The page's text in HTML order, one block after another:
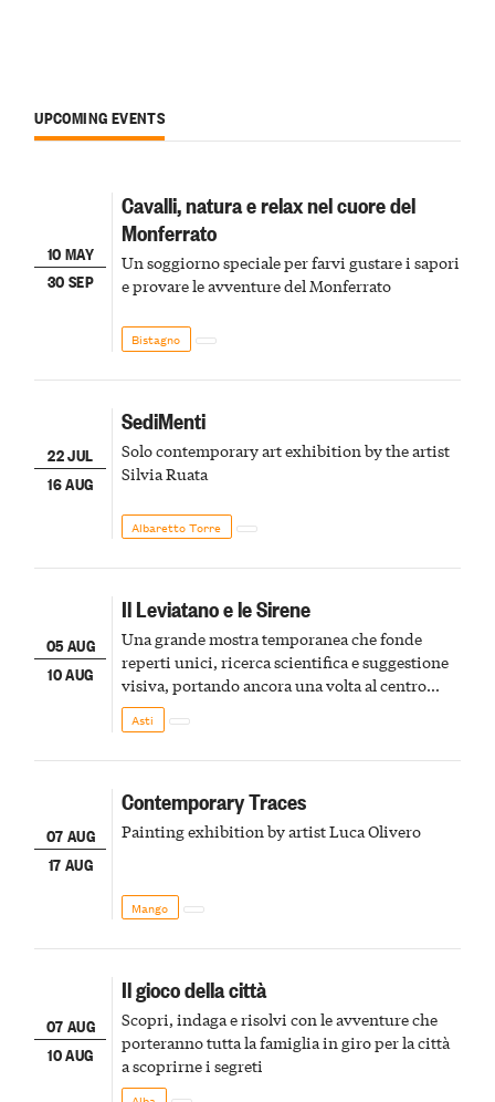
UPCOMING EVENTS
10 MAY
30 SEP
Cavalli, natura e relax nel cuore del
Monferrato
Un soggiorno speciale per farvi gustare i sapori
e provare le avventure del Monferrato
Bistagno
22 JUL
16 AUG
SediMenti
Solo contemporary art exhibition by the artist
Silvia Ruata
Albaretto Torre
05 AUG
10 AUG
Il Leviatano e le Sirene
Una grande mostra temporanea che fonde
reperti unici, ricerca scientifica e suggestione
visiva, portando ancora una volta al centro
della scena le meraviglie del passato astigiano
Asti
07 AUG
17 AUG
Contemporary Traces
Painting exhibition by artist Luca Olivero
Mango
07 AUG
10 AUG
Il gioco della città
Scopri, indaga e risolvi con le avventure che
porteranno tutta la famiglia in giro per la città
a scoprirne i segreti